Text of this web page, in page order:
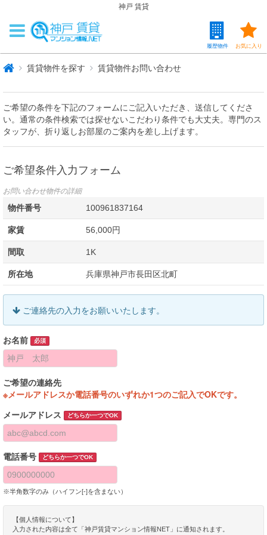
神戸 賃貸
お気に入り
履歴物件
賃貸物件を探す 賃貸物件お問い合わせ
ご希望の条件を下記のフォームにご記入いただき、送信してくださ
い。通常の条件検索では探せないこだわり条件でも大丈夫。専門のス
タッフが、折り返しお部屋のご案内を差し上げます。
ご希望条件入力フォーム
お問い合わせ物件の詳細
物件番号 100961837164
家賃 56,000円
間取 1K
所在地 兵庫県神戸市長田区北町
ご連絡先の入力をお願いいたします。
お名前 必須
ご希望の連絡先
※メールアドレスか電話番号のいずれか1つのご記入でOKです。
メールアドレス どちらか一つでOK
電話番号 どちらか一つでOK
※半角数字のみ（ハイフン[-]を含まない）
【個人情報について】
入力された内容は全て「神戸賃貸マンション情報NET」に通知されます。